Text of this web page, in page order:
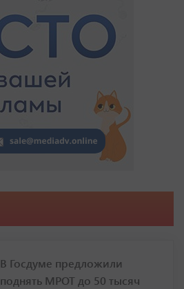
В Госдуме предложили
поднять МРОТ до 50 тысяч